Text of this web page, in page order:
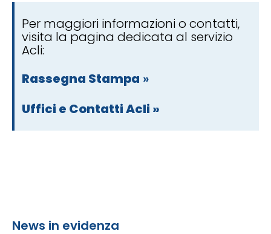
Per maggiori informazioni o contatti,
visita la pagina dedicata al servizio
Acli:
Rassegna Stampa »
Uffici e Contatti Acli »
News in evidenza